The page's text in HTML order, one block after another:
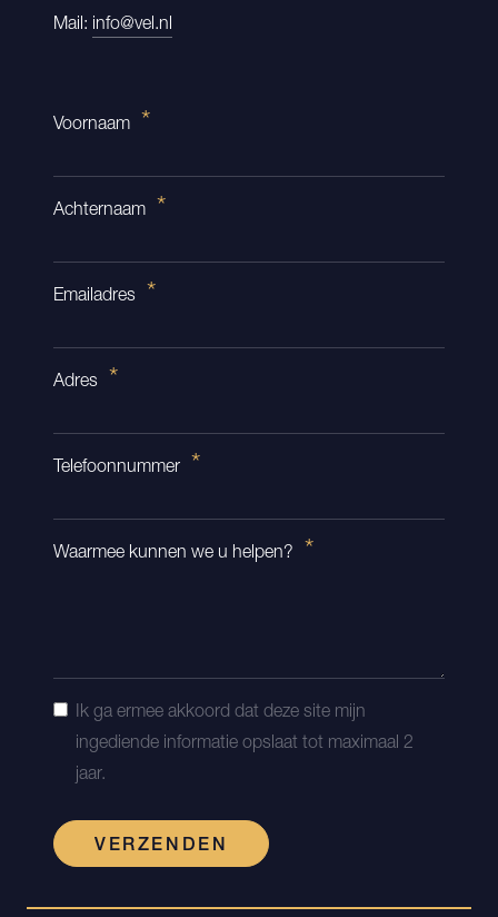
Mail: info@vel.nl
Voornaam
Achternaam
Emailadres
Adres
Telefoonnummer
Waarmee kunnen we u helpen?
Ik ga ermee akkoord dat deze site mijn
ingediende informatie opslaat tot maximaal 2
jaar.
VERZENDEN